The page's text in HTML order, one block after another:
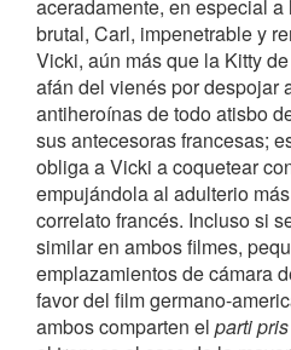
aceradamente, en especial
brutal, Carl, impenetrable y
Vicki, aún más que la Kitty de
afán del vienés por despojar
antiheroínas de todo atisbo
sus antecesoras francesas;
obliga a Vicki a coquetear
empujándola al adulterio
correlato francés. Incluso si
similar en ambos filmes,
emplazamientos de cámara
favor del film germano-
ambos comparten el parti pris